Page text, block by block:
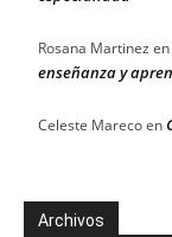
Rosana Martinez en
enseñanza y
Celeste Marecoen
Archivos